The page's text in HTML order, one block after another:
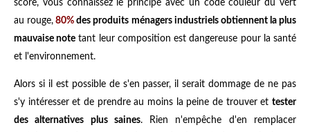
score, vous connaissez le principe avec un code couleur du vert
au rouge, 80% des produits ménagers industriels obtiennent la plus
mauvaise note tant leur composition est dangereuse pour la santé
et l'environnement.
Alors si il est possible de s'en passer, il serait dommage de ne pas
s'y intéresser et de prendre au moins la peine de trouver et tester
des alternatives plus saines. Rien n'empêche d'en remplacer